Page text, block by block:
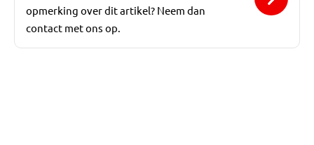
opmerking over dit artikel? Neem dan
contact met ons op.